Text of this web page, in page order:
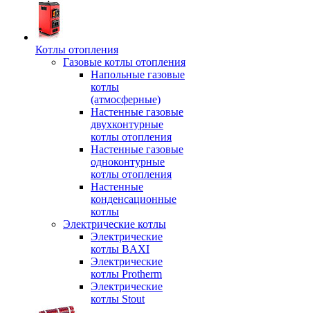
Котлы отопления
Газовые котлы отопления
Напольные газовые
котлы
(атмосферные)
Настенные газовые
двухконтурные
котлы отопления
Настенные газовые
одноконтурные
котлы отопления
Настенные
конденсационные
котлы
Электрические котлы
Электрические
котлы BAXI
Электрические
котлы Protherm
Электрические
котлы Stout